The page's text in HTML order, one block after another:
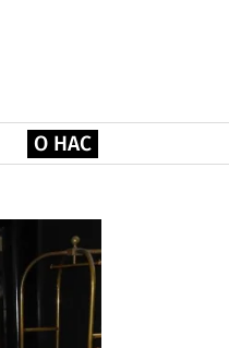
О НАС